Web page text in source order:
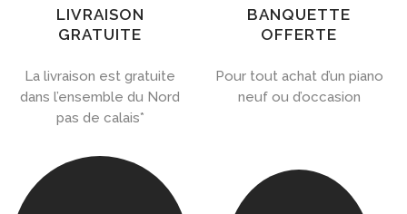
LIVRAISON
GRATUITE
La livraison est gratuite
dans l’ensemble du Nord
pas de calais*
BANQUETTE
OFFERTE
Pour tout achat d’un piano
neuf ou d’occasion